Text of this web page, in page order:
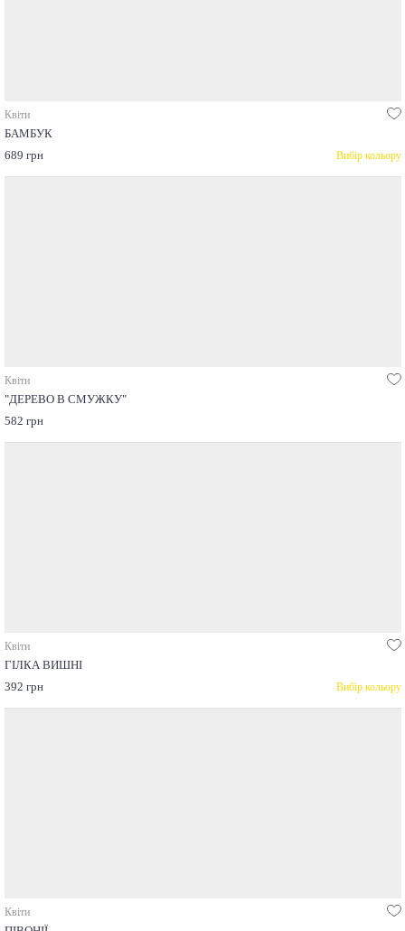
Квіти
БАМБУК
689 грн
Вибір кольору
Квіти
"ДЕРЕВО В СМУЖКУ"
582 грн
Квіти
ГІЛКА ВИШНІ
392 грн
Вибір кольору
Квіти